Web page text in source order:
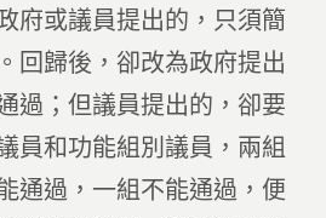
府或議員提出的，只須簡
回歸後，卻改為政府提出
過；但議員提出的，卻要
員和功能組別議員，兩組
通過，一組不能通過，便